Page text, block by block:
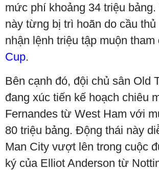
mức phí khoảng 34 triệu
này từng bị trì hoãn do cầu
nhận lệnh triệu tập muộn tham
Cup.
Bên cạnh đó, đội chủ sân Old
đang xúc tiến kế hoạch chiêu
Fernandes từ West Ham với
80 triệu bảng. Động thái này
Man City vượt lên trong cuộc
ký của Elliot Anderson từ